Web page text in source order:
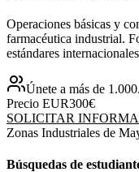
Operaciones básicas y
farmacéutica industrial.
estándares
Únete a más de
Precio EUR300€
SOLICITAR
Zonas Industriales de
Búsquedas de